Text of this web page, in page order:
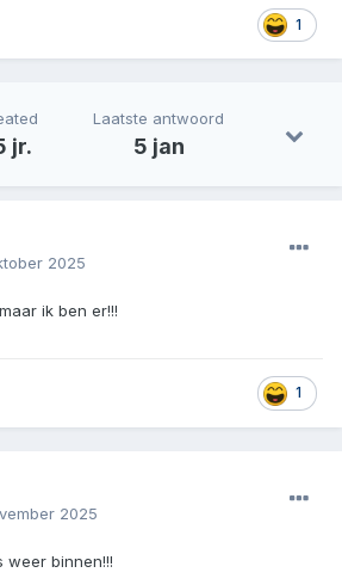
1
jr.
Laatste antwoord
5 jan
2025
ik ben er!!!
1
2025
weer binnen!!!